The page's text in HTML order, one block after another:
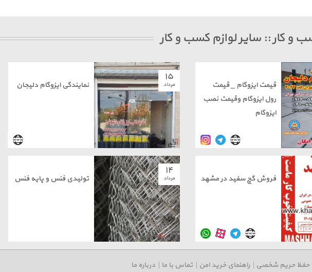
کار :: سایر لوازم کسب و کار
قیمت ایزوگام _ قیمت
رول ایزوگام وقیمت نصب
ایزوگام
۱۵
مرداد نمایندگی ایزوگام دلیجان
فروش گچ سفید در مشهد
۱۴
مرداد تولیدی فنس و پایه فنس
حریم شخصی | راهنمای خرید امن | تماس با ما | درباره ما